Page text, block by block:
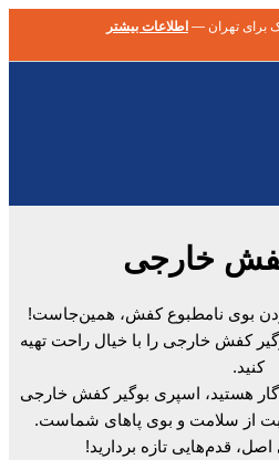
برای تهران — اطلاعات بیشتر
خارجی
بردن بوی نامطبوع کفش، همین‌جاست!
کفش خارجی را با خیال راحت تهیه
کنید.
هستید، اسپری بوگیر کفش خارجی
از سلامت و بوی پاهای شماست.
قدم‌هایی تازه بردارید!